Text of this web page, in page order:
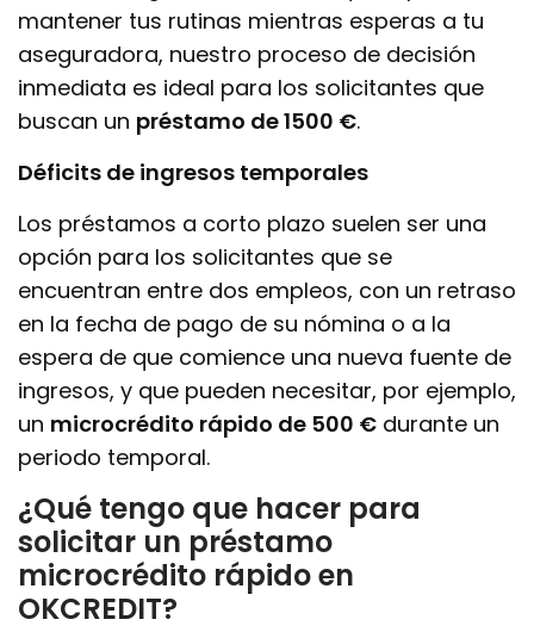
mantener tus rutinas mientras esperas a tu
aseguradora, nuestro proceso de decisión
inmediata es ideal para los solicitantes que
buscan un préstamo de 1500 €.
Déficits de ingresos temporales
Los préstamos a corto plazo suelen ser una
opción para los solicitantes que se
encuentran entre dos empleos, con un retraso
en la fecha de pago de su nómina o a la
espera de que comience una nueva fuente de
ingresos, y que pueden necesitar, por ejemplo,
un microcrédito rápido de 500 € durante un
periodo temporal.
¿Qué tengo que hacer para
solicitar un préstamo
microcrédito rápido en
OKCREDIT?